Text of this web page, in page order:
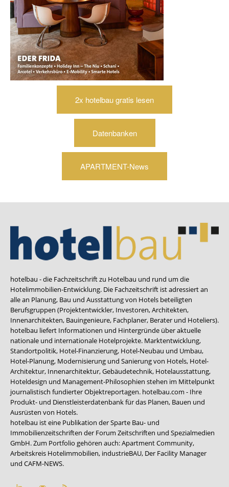
2x hotelbau gratis lesen
Datenbanken
APARTMENT-News
hotelbau - die Fachzeitschrift zu Hotelbau und rund um die
Hotelimmobilien-Entwicklung. Die Fachzeitschrift ist adressiert an
alle an Planung, Bau und Ausstattung von Hotels beteiligten
Berufsgruppen (Projektentwickler, Investoren, Architekten,
Innenarchitekten, Bauingenieure, Fachplaner, Berater und Hoteliers).
hotelbau liefert Informationen und Hintergründe über aktuelle
nationale und internationale Hotelprojekte. Marktentwicklung,
Standortpolitik, Hotel-Finanzierung, Hotel-Neubau und Umbau,
Hotel-Planung, Modernisierung und Sanierung von Hotels, Hotel-
Architektur, Innenarchitektur, Gebäudetechnik, Hotelausstattung,
Hoteldesign und Management-Philosophien stehen im Mittelpunkt
journalistisch fundierter Objektreportagen. hotelbau.com - Ihre
Produkt- und Dienstleisterdatenbank für das Planen, Bauen und
Ausrüsten von Hotels.
hotelbau ist eine Publikation der Sparte Bau- und
Immobilienzeitschriften der Forum Zeitschriften und Spezialmedien
GmbH. Zum Portfolio gehören auch:Apartment Community,
Arbeitskreis Hotelimmobilien, industrieBAU, Der Facility Manager
und CAFM-NEWS.